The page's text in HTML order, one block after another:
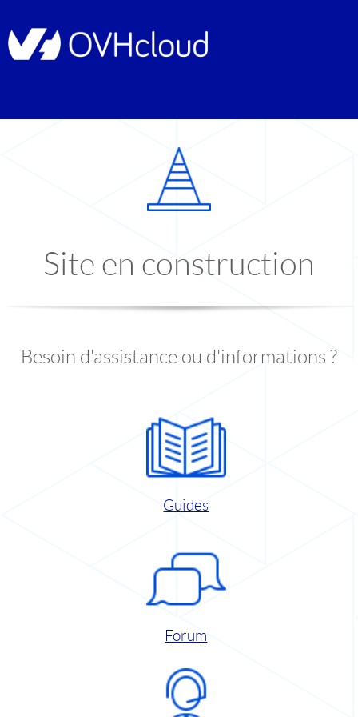
Site en construction
Besoin d'assistance ou d'informations ?
Guides
Forum